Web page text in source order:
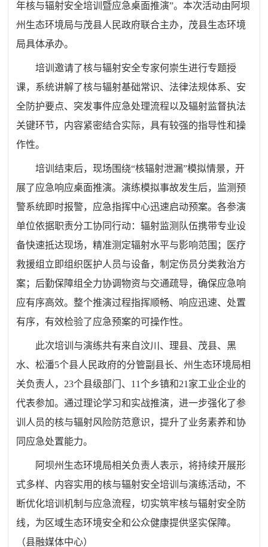
年核与辐射安全培训暨应急桌面推演”。本次活动由阿坝
州生态环境局与茂县人民政府联合主办，茂县生态环境
局具体承办。
培训邀请了核与辐射安全专家何崇生进行专题授
课，系统讲解了核与辐射基础常识、法律法规体系、安
全防护要点、突发事件应急处理流程以及辐射监督执法
关键环节，内容紧密结合实际，具有较强的指导性和操
作性。
培训结束后，现场围绕“核辐射泄漏”模拟情景，开
展了应急响应桌面推演。演练模拟事故发生后，监测预
警系统即时报警，应急指挥中心迅速启动预案。各参演
单位依据职责分工协同行动：辐射监测队伍携带专业设
备快速抵达现场，精准测定辐射水平与影响范围；医疗
救援组立即组织医护人员与设备，制定伤员分类救治方
案；后勤保障组全力协调物资与交通疏导，确保应急响
应有序高效。整个推演过程指挥顺畅、响应迅速、处置
有序，有效检验了应急预案的可操作性。
此次培训与演练共有来自汶川、理县、茂县、黑
水、松潘5个县人民政府的分管副县长、州生态环境局相
关负责人，23个县级部门、11个乡镇和21家工业企业的
代表参加。通过理论学习和实战推演，进一步强化了参
训人员的核与辐射风险防范意识，提升了业务素养和协
同应急处置能力。
阿坝州生态环境局相关负责人表示，将持续开展形
式多样、内容实用的核与辐射安全培训与演练活动，不
断优化培训机制与应急流程，切实筑牢核与辐射安全防
线，为区域生态环境安全和公众健康提供坚实保障。
（县融媒体中心）